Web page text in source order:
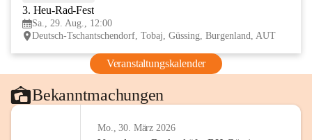
3. Heu-Rad-Fest
Sa., 29. Aug., 12:00
Deutsch-Tschantschendorf, Tobaj, Güssing, Burgenland, AUT
Veranstaltungskalender
Bekanntmachungen
Mo., 30. März 2026